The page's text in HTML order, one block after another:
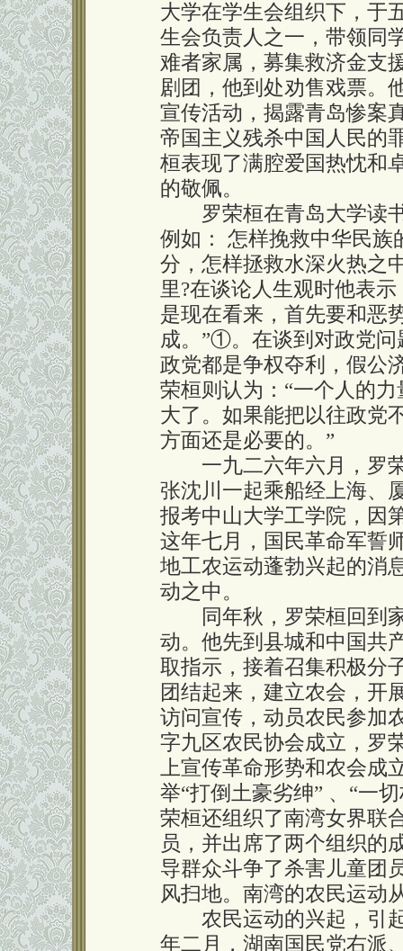
大学在学生会组织下，于
生会负责人之一，带领同
难者家属，募集救济金支
剧团，他到处劝售戏票。
宣传活动，揭露青岛惨案
帝国主义残杀中国人民的
桓表现了满腔爱国热忱和
的敬佩。
罗荣桓在青岛大学读书
例如： 怎样挽救中华民族
分，怎样拯救水深火热之
里?在谈论人生观时他表
是现在看来，首先要和恶
成。”①。在谈到对政党
政党都是争权夺利，假公
荣桓则认为：“一个人的
大了。如果能把以往政党
方面还是必要的。”
一九二六年六月，罗荣
张沈川一起乘船经上海、
报考中山大学工学院，因
这年七月，国民革命军誓
地工农运动蓬勃兴起的消
动之中。
同年秋，罗荣桓回到家
动。他先到县城和中国共
取指示，接着召集积极分
团结起来，建立农会，开
访问宣传，动员农民参加
字九区农民协会成立，罗
上宣传革命形势和农会成
举“打倒土豪劣绅” 、“一
荣桓还组织了南湾女界联
员，并出席了两个组织的
导群众斗争了杀害儿童团
风扫地。南湾的农民运动
农民运动的兴起，引起
年二月，湖南国民党右派